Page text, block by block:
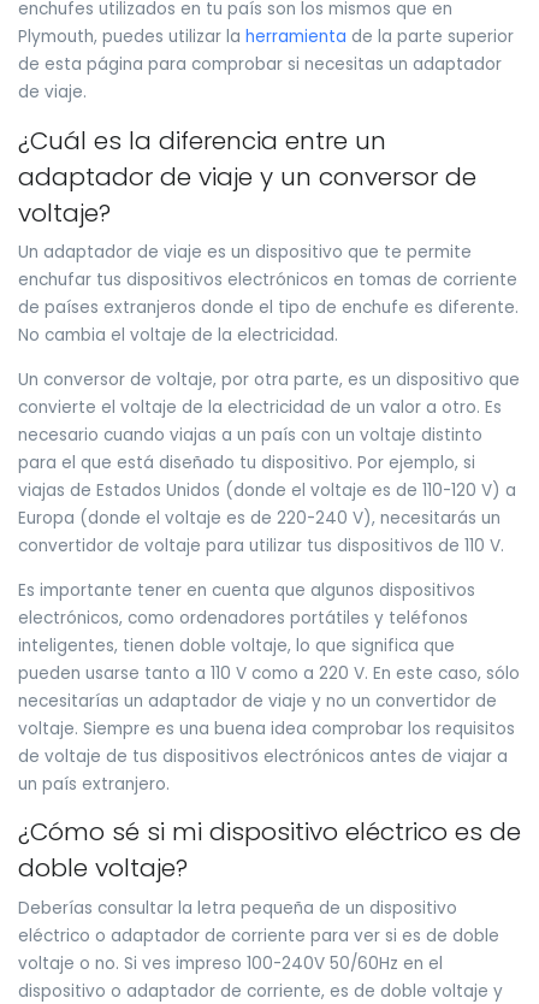
enchufes utilizados en tu país son los mismos que en
Plymouth, puedes utilizar la herramienta de la parte superior
de esta página para comprobar si necesitas un adaptador
de viaje.
¿Cuál es la diferencia entre un
adaptador de viaje y un conversor de
voltaje?
Un adaptador de viaje es un dispositivo que te permite
enchufar tus dispositivos electrónicos en tomas de corriente
de países extranjeros donde el tipo de enchufe es diferente.
No cambia el voltaje de la electricidad.
Un conversor de voltaje, por otra parte, es un dispositivo que
convierte el voltaje de la electricidad de un valor a otro. Es
necesario cuando viajas a un país con un voltaje distinto
para el que está diseñado tu dispositivo. Por ejemplo, si
viajas de Estados Unidos (donde el voltaje es de 110-120 V) a
Europa (donde el voltaje es de 220-240 V), necesitarás un
convertidor de voltaje para utilizar tus dispositivos de 110 V.
Es importante tener en cuenta que algunos dispositivos
electrónicos, como ordenadores portátiles y teléfonos
inteligentes, tienen doble voltaje, lo que significa que
pueden usarse tanto a 110 V como a 220 V. En este caso, sólo
necesitarías un adaptador de viaje y no un convertidor de
voltaje. Siempre es una buena idea comprobar los requisitos
de voltaje de tus dispositivos electrónicos antes de viajar a
un país extranjero.
¿Cómo sé si mi dispositivo eléctrico es de
doble voltaje?
Deberías consultar la letra pequeña de un dispositivo
eléctrico o adaptador de corriente para ver si es de doble
voltaje o no. Si ves impreso 100-240V 50/60Hz en el
dispositivo o adaptador de corriente, es de doble voltaje y